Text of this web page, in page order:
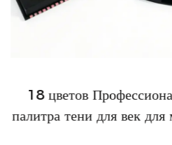
18 цветов
палитра тени для век